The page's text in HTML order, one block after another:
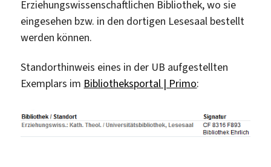
Erziehungswissenschaftlichen Bibliothek, wo sie
eingesehen bzw. in den dortigen Lesesaal bestellt
werden können.
Standorthinweis eines in der UB aufgestellten
Exemplars im Bibliotheksportal | Primo: